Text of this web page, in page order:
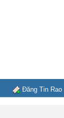
Đăng Tin Rao